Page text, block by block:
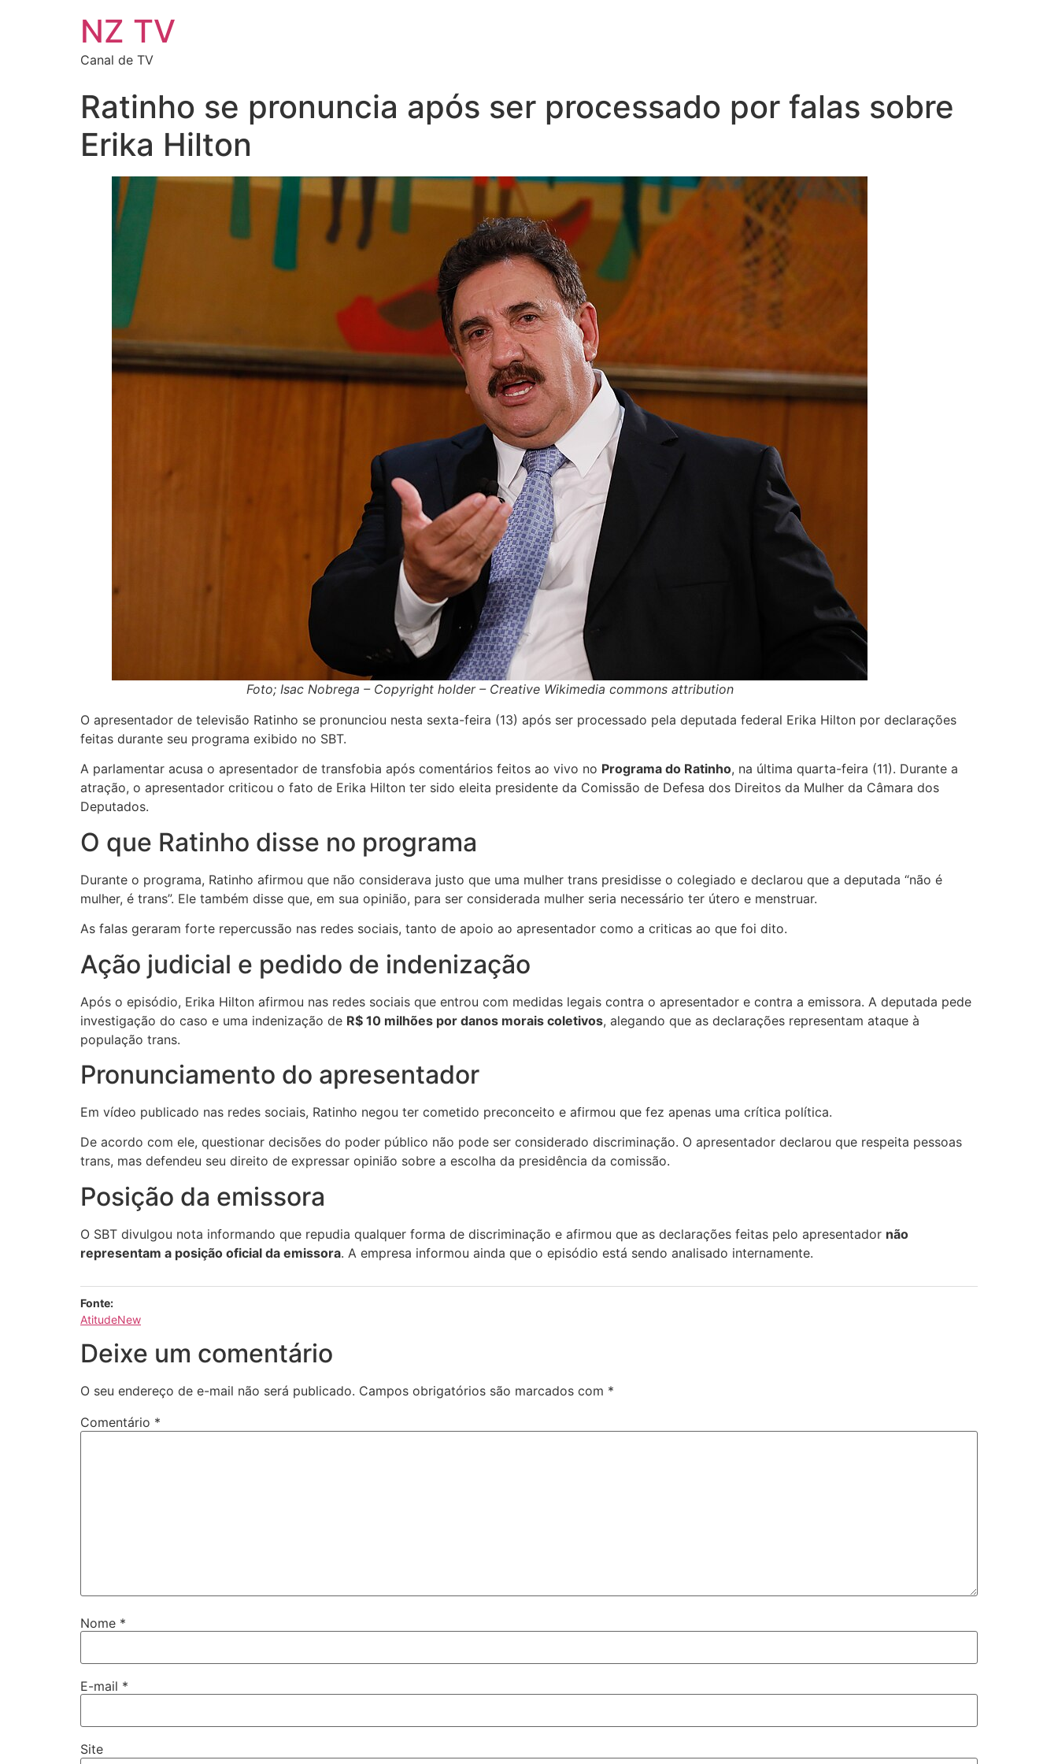
NZ TV
Canal de TV
Ratinho se pronuncia após ser processado por falas sobre
Erika Hilton
Foto; Isac Nobrega – Copyright holder – Creative Wikimedia commons attribution
O apresentador de televisão Ratinho se pronunciou nesta sexta-feira (13) após ser processado pela deputada federal Erika Hilton por declarações
feitas durante seu programa exibido no SBT.
A parlamentar acusa o apresentador de transfobia após comentários feitos ao vivo no Programa do Ratinho, na última quarta-feira (11). Durante a
atração, o apresentador criticou o fato de Erika Hilton ter sido eleita presidente da Comissão de Defesa dos Direitos da Mulher da Câmara dos
Deputados.
O que Ratinho disse no programa
Durante o programa, Ratinho afirmou que não considerava justo que uma mulher trans presidisse o colegiado e declarou que a deputada “não é
mulher, é trans”. Ele também disse que, em sua opinião, para ser considerada mulher seria necessário ter útero e menstruar.
As falas geraram forte repercussão nas redes sociais, tanto de apoio ao apresentador como a criticas ao que foi dito.
Ação judicial e pedido de indenização
Após o episódio, Erika Hilton afirmou nas redes sociais que entrou com medidas legais contra o apresentador e contra a emissora. A deputada pede
investigação do caso e uma indenização de R$ 10 milhões por danos morais coletivos, alegando que as declarações representam ataque à
população trans.
Pronunciamento do apresentador
Em vídeo publicado nas redes sociais, Ratinho negou ter cometido preconceito e afirmou que fez apenas uma crítica política.
De acordo com ele, questionar decisões do poder público não pode ser considerado discriminação. O apresentador declarou que respeita pessoas
trans, mas defendeu seu direito de expressar opinião sobre a escolha da presidência da comissão.
Posição da emissora
O SBT divulgou nota informando que repudia qualquer forma de discriminação e afirmou que as declarações feitas pelo apresentador não
representam a posição oficial da emissora. A empresa informou ainda que o episódio está sendo analisado internamente.
Fonte:
AtitudeNew
Deixe um comentário
O seu endereço de e-mail não será publicado. Campos obrigatórios são marcados com *
Comentário *
Nome *
E-mail *
Site